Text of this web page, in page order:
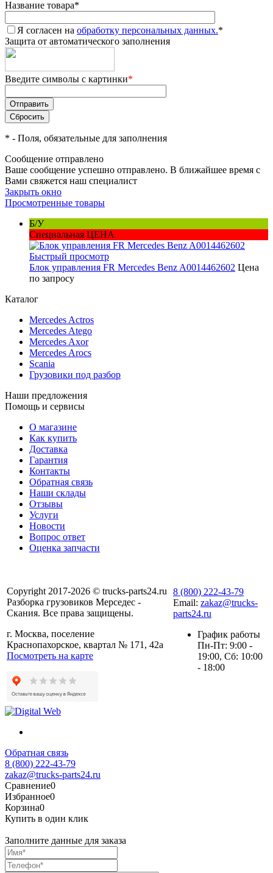
Название товара*
Я согласен на обработку персональных данных.*
Защита от автоматического заполнения
Введите символы с картинки*
* - Поля, обязательные для заполнения
Сообщение отправлено
Ваше сообщение успешно отправлено. В ближайшее время с
Вами свяжется наш специалист
Закрыть окно
Просмотренные товары
Б/У
Специальная ЦЕНА
Быстрый просмотр
Блок управления FR Mercedes Benz A0014462602 Цена
по запросу
Каталог
Mercedes Actros
Mercedes Atego
Mercedes Axor
Mercedes Arocs
Scania
Грузовики под разбор
Наши предложения
Помощь и сервисы
О магазине
Как купить
Доставка
Гарантия
Контакты
Обратная связь
Наши склады
Отзывы
Услуги
Новости
Вопрос ответ
Оценка запчасти
Copyright 2017-2026 © trucks-parts24.ru
Разборка грузовиков Мерседес -
Скания. Все права защищены.
г. Москва, поселение
Краснопахорское, квартал № 171, 42а
Посмотреть на карте
8 (800) 222-43-79
Email: zakaz@trucks-
parts24.ru
График работы
Пн-Пт: 9:00 -
19:00, Сб: 10:00
- 18:00
Обратная связь
8 (800) 222-43-79
zakaz@trucks-parts24.ru
Сравнение0
Избранное0
Корзина0
Купить в один клик
Заполните данные для заказа